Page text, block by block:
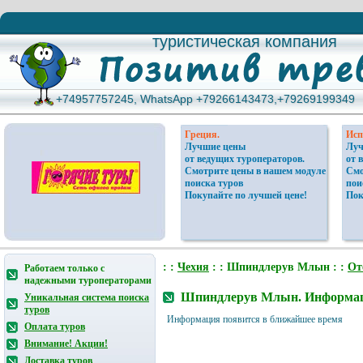
туристическая компания
туристическая компания
+74957757245, WhatsApp +79266143473,+79269199349
+74957757245, WhatsApp +79266143473,+79269199349
Греция.
Лучшие цены
от ведущих туроператоров.
Смотрите цены в нашем модуле
поиска туров
Покупайте по лучшей цене!
от
Работаем только с
надежными туроператорами
Уникальная система поиска
туров
Оплата туров
Внимание! Акции!
Доставка туров
: : Чехия : : Шпиндлерув Млын : :
Шпиндлерув Млын.
Информация появится в ближайшее время